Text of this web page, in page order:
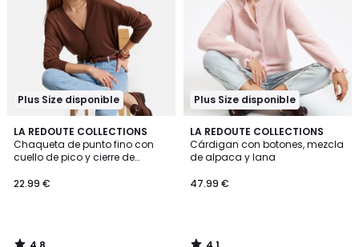
Plus Size disponible
LA REDOUTE COLLECTIONS
Chaqueta de punto fino con
cuello de pico y cierre de
22.99 €
4,8
/ 5
Plus Size disponible
LA REDOUTE COLLECTIONS
Cárdigan con botones, mezcla
de alpaca y lana
47.99 €
4,1
/ 5